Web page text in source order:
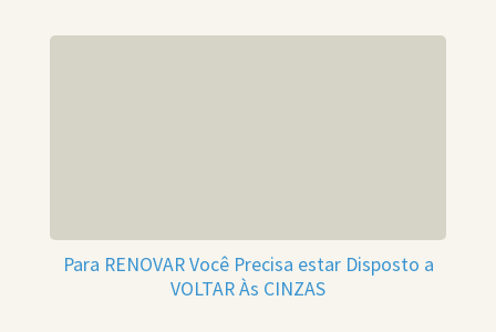
Para RENOVAR Você Precisa estar Disposto a
VOLTAR Às CINZAS